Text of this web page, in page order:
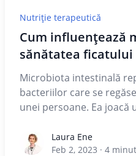
Nutriție terapeutică
Cum influențează
sănătatea ficatului
Microbiota intestinală
bacteriilor care se
unei persoane. Ea joacă
Laura EneLaura Ene
Feb 2, 2023 · 4